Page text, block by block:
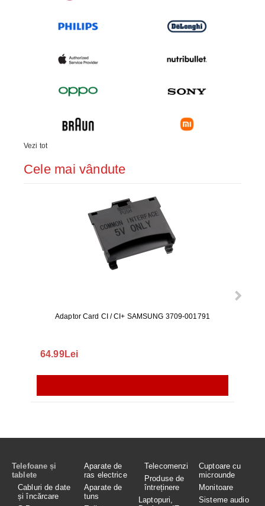
Vezi tot
Cele mai vândute
Adaptor Card CI / CI+ SAMSUNG 3709-001791
64.99Lei
Telefoane și
tablete
Cabluri de date
și încărcare
Aparate de
ras electrice
Aparate de
tuns
Telecomenzi
Produse de
întreținere
Laptopuri,
Cuptoare cu
microunde
Monitoare
Sisteme audio